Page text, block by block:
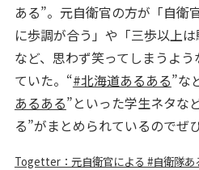
ある”。元自衛官の方が「自衛
に歩調が合う」や「三歩以上は
など、思わず笑ってしまうよ
ていた。“#北海道あるある”な
あるある”といった学生ネタな
る”がまとめられているのでぜ
Togetter：元自衛官による #自衛隊あ